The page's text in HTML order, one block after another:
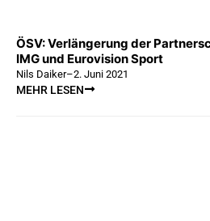
ÖSV: Verlängerung der
IMG und Eurovision Sport
Nils Daiker–2. Juni 2021
MEHR LESEN